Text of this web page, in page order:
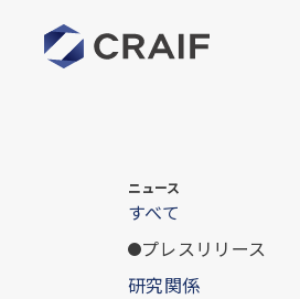
ニュース
すべて
プレスリリース
研究関係